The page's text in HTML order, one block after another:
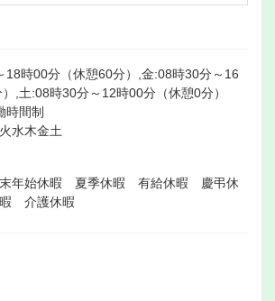
18時00分（休憩60分）,金:08時30分～16
,土:08時30分～12時00分（休憩0分）
時間制
水木金土
年始休暇 夏季休暇 有給休暇 慶弔休
介護休暇